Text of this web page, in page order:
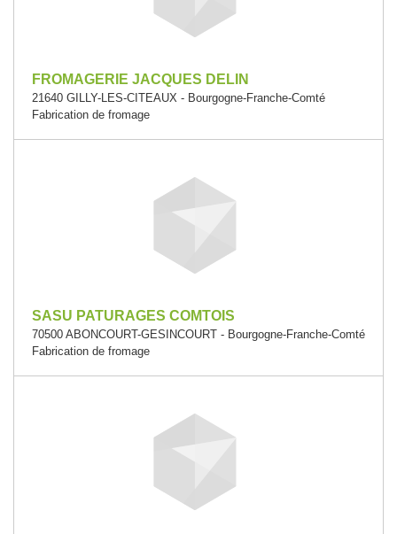
FROMAGERIE JACQUES DELIN
21640 GILLY-LES-CITEAUX - Bourgogne-Franche-Comté
Fabrication de fromage
SASU PATURAGES COMTOIS
70500 ABONCOURT-GESINCOURT - Bourgogne-Franche-Comté
Fabrication de fromage